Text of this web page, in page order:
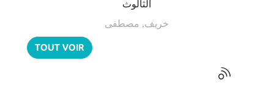
الثالوث
خريف, مصطفى
TOUT VOIR